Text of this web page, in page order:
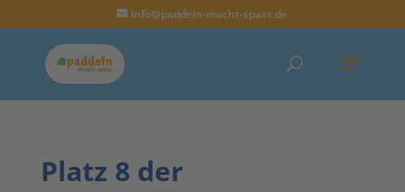
info@paddeln-macht-spass.de
Platz 8 der